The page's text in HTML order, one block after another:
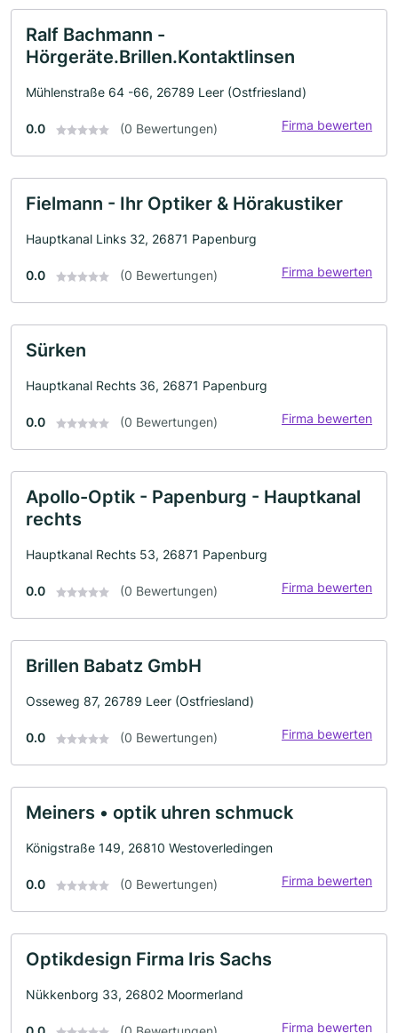
Ralf Bachmann -
Hörgeräte.Brillen.Kontaktlinsen
Mühlenstraße 64 -66, 26789 Leer (Ostfriesland)
0.0 (0 Bewertungen) Firma bewerten
Fielmann - Ihr Optiker & Hörakustiker
Hauptkanal Links 32, 26871 Papenburg
0.0 (0 Bewertungen) Firma bewerten
Sürken
Hauptkanal Rechts 36, 26871 Papenburg
0.0 (0 Bewertungen) Firma bewerten
Apollo-Optik - Papenburg - Hauptkanal
rechts
Hauptkanal Rechts 53, 26871 Papenburg
0.0 (0 Bewertungen) Firma bewerten
Brillen Babatz GmbH
Osseweg 87, 26789 Leer (Ostfriesland)
0.0 (0 Bewertungen) Firma bewerten
Meiners • optik uhren schmuck
Königstraße 149, 26810 Westoverledingen
0.0 (0 Bewertungen) Firma bewerten
Optikdesign Firma Iris Sachs
Nükkenborg 33, 26802 Moormerland
Firma bewerten